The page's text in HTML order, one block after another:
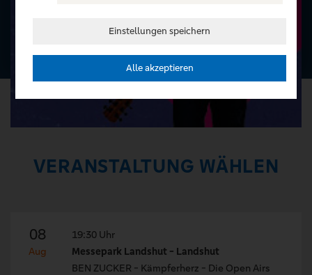
VERANSTALTUNG WÄHLEN
08
Aug
19:30 Uhr
Messepark Landshut - Landshut
BEN ZUCKER - Kämpferherz - Die Open Airs
Einstellungen speichern
Alle akzeptieren